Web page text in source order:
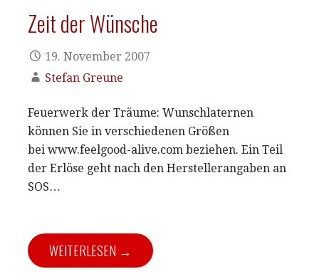
Zeit der Wünsche
19. November 2007
Stefan Greune
Feuerwerk der Träume: Wunschlaternen
können Sie in verschiedenen Größen
bei www.feelgood-alive.com beziehen. Ein Teil
der Erlöse geht nach den Herstellerangaben an
SOS…
WEITERLESEN →